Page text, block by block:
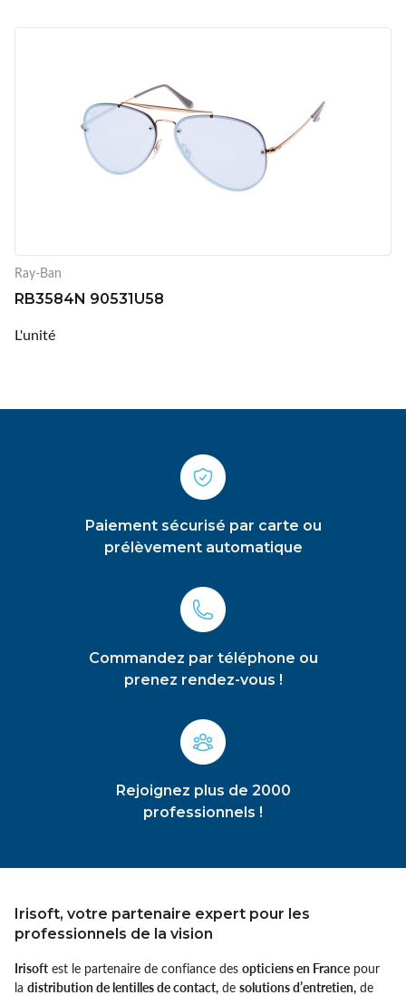
Ray-Ban
RB3584N 90531U58
L'unité
Paiement sécurisé par carte ou
prélèvement automatique
Commandez par téléphone ou
prenez rendez-vous !
Rejoignez plus de 2000
professionnels !
Irisoft, votre partenaire expert pour les
professionnels de la vision
Irisoft est le partenaire de confiance des opticiens en France pour
la distribution de lentilles de contact, de solutions d’entretien, de